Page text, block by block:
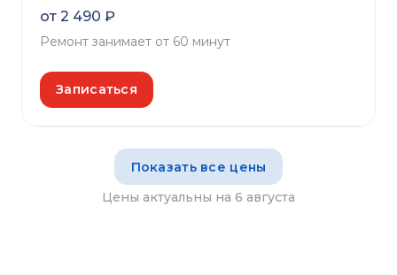
от 2 490 ₽
Ремонт занимает от 60 минут
Записаться
Показать все цены
Цены актуальны на 6 августа